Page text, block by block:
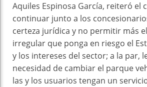
Aquiles Espinosa García, reiteró el
continuar junto a los
certeza jurídica y no permitir más
irregular que ponga en riesgo el
y los intereses del sector; a la par,
necesidad de cambiar el parque
las y los usuarios tengan un